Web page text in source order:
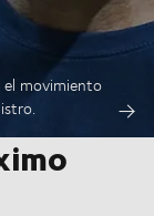
el movimiento